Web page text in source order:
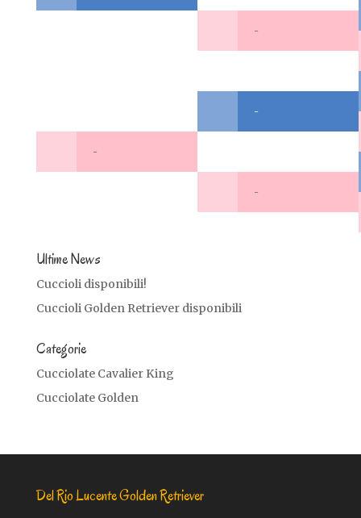
-
-
-
-
Ultime News
Cuccioli disponibili!
Cuccioli Golden Retriever disponibili
Categorie
Cucciolate Cavalier King
Cucciolate Golden
Del Rio Lucente Golden Retriever